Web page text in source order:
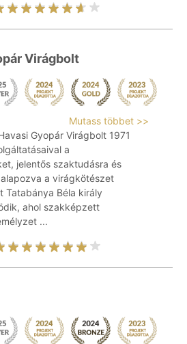
Virágbolt
Mutass többet >>
Gyopár Virágbolt 1971
a
jelentős szaktudásra és
a virágkötészet
Tatabánya Béla király
ahol szakképzett
...